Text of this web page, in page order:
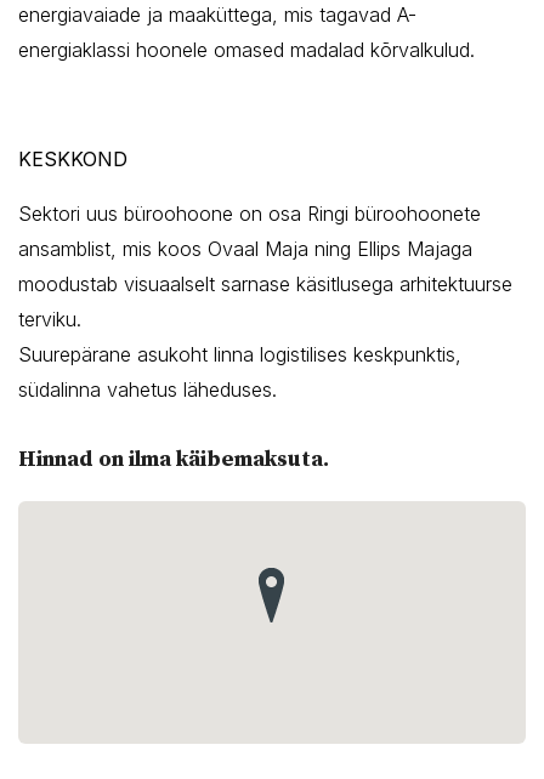
energiavaiade ja maaküttega, mis tagavad A-
energiaklassi hoonele omased madalad kõrvalkulud.
KESKKOND
Sektori uus büroohoone on osa Ringi büroohoonete
ansamblist, mis koos Ovaal Maja ning Ellips Majaga
moodustab visuaalselt sarnase käsitlusega arhitektuurse
terviku.
Suurepärane asukoht linna logistilises keskpunktis,
südalinna vahetus läheduses.
Hinnad on ilma käibemaksuta.